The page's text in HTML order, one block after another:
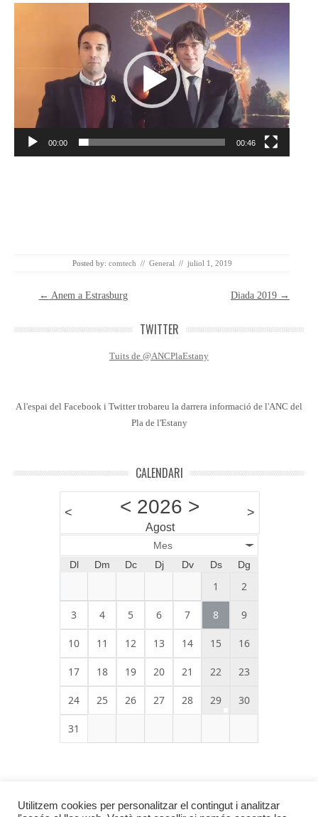
Reproductor
de
vídeo
00:00 00:46
Posted by: comtech // General // juliol 1, 2019
Post navigation
← Anem a Estrasburg Diada 2019 →
TWITTER
Tuits de @ANCPlaEstany
A l'espai del Facebook i Twitter trobareu la darrera informació de l'ANC del
Pla de l'Estany
CALENDARI
< < 2026 >
Agost
>
Mes
Dl
Dm Dc Dj Dv Ds Dg
1 2
3 4 5 6 7 8 9
10 11 12 13 14 15 16
17 18 19 20 21 22 23
24 25 26 27 28 29 30
31
Utilitzem cookies per personalitzar el contingut i analitzar